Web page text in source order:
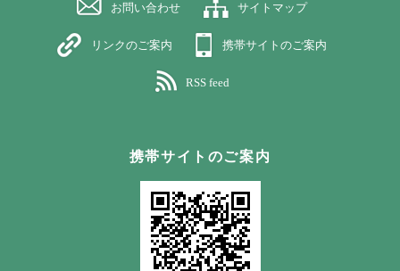
お問い合わせ サイトマップ
リンクのご案内 携帯サイトのご案内
RSS feed
携帯サイトのご案内